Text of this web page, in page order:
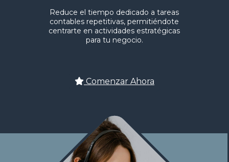
Reduce el tiempo dedicado a tareas
contables repetitivas, permitiéndote
centrarte en actividades estratégicas
para tu negocio.
Comenzar Ahora